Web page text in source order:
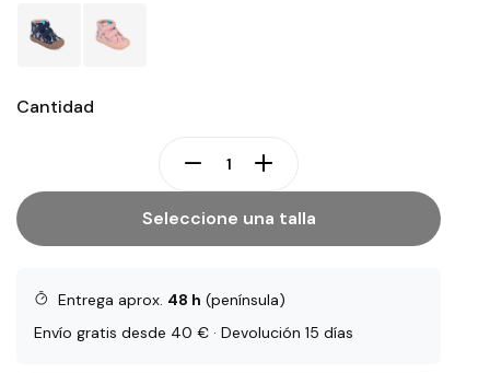
Cantidad
Seleccione una talla
Entrega aprox. 48 h (península)
Envío gratis desde 40 € · Devolución 15 días